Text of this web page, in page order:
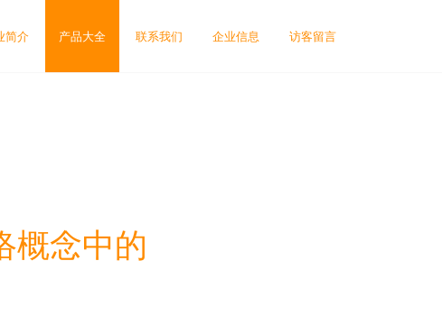
简介 产品大全 联系我们 企业信息 访客留言
概念中的